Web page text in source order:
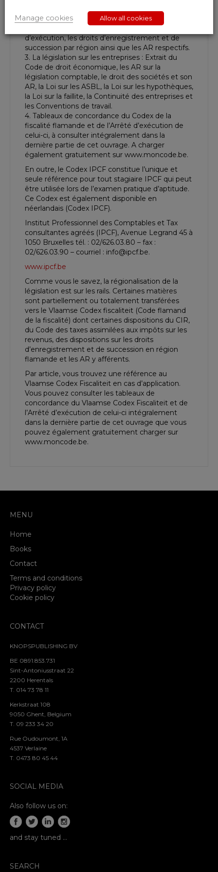
— Au niveau Régional : Vlaamse Codex Fiscaliteit
(Codex de la fiscalité flamande) avec son arrêté
d’exécution, les droits d’enregistrement et de
succession par région ainsi que les AR respectifs.
3. La législation sur les entreprises : Extrait du
Code de droit économique, les AR sur la
législation comptable, le droit des sociétés et son
AR, la Loi sur les ASBL, la Loi sur les hypothèques,
la Loi sur la faillite, la Continuité des entreprises et
les Conventions de travail.
4. Tableaux de concordance du Codex de la
fiscalité flamande et de l’Arrêté d’exécution de
celui-ci, à consulter intégralement dans la
dernière partie de cet ouvrage. A charger
également gratuitement sur www.moncode.be.
En outre, le Codex IPCF constitue l’unique et
seule référence pour tout stagiaire IPCF qui peut
être utilisée lors de l’examen pratique d’aptitude.
Ce Codex est également disponible en
néerlandais (Codex IPCF).
Institut Professionnel des Comptables et Tax
consultantes agréés (IPCF), Avenue Legrand 45 à
1050 Bruxelles tél. : 02/626.03.80 – fax :
02/626.03.90 – courriel : info@ipcf.be.
www.ipcf.be
Comme vous le savez, la régionalisation de la
législation est sur les rails. Certaines matières
sont partiellement ou totalement transférées
vers le Vlaamse Codex fiscaliteit (Code flamand
de la fiscalité) dont certaines dispositions du CIR,
du Code des taxes assimilées aux impôts sur les
revenus, des dispositions sur les droits
d’enregistrement et de succession en région
flamande et les AR y afférents.
Par article, vous trouvez une référence au
Vlaamse Codex Fiscaliteit en cas d’application.
Vous pouvez consulter les tableaux de
concordance du Vlaamse Codex Fiscaliteit et de
l’Arrêté d’exécution de celui-ci intégralement
dans la dernière partie de cet ouvrage que vous
pouvez également gratuitement charger sur
www.moncode.be.
MENU
Home
Books
Contact
Terms and conditions
Privacy policy
Cookie policy
CONTACT
KNOPSPUBLISHING BV
BE 0891.853.731
Sint-Antoniusstraat 22
2200 Herentals
T. 014 73 78 11
Kerkstraat 108
9050 Ghent, Belgium
T. 09 233 34 20
Rue Oudoumont, 1A
4537 Verlaine
T. 0473 80 45 44
SOCIAL MEDIA
Also follow us on:
and stay tuned …
SEARCH
Manage cookies Allow all cookies